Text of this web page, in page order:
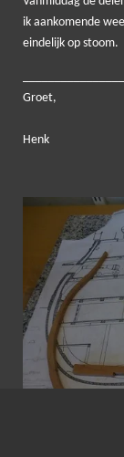
ik aankomende
eindelijk op stoom.
Groet,
Henk